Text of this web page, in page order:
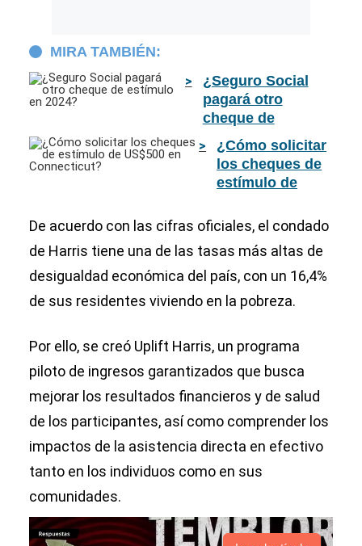
MIRA TAMBIÉN:
¿Seguro Social
pagará otro
cheque de
estímulo en 2024?
¿Cómo solicitar
los cheques de
estímulo de
Connecticut?
De acuerdo con las cifras oficiales, el condado
de Harris tiene una de las tasas más altas de
desigualdad económica del país, con un 16,4%
de sus residentes viviendo en la pobreza.
Por ello, se creó Uplift Harris, un programa
piloto de ingresos garantizados que busca
mejorar los resultados financieros y de salud
de los participantes, así como comprender los
impactos de la asistencia directa en efectivo
tanto en los individuos como en sus
comunidades.